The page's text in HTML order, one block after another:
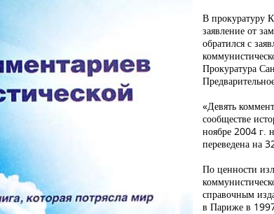
В прокуратуру
заявление от
обратился с
Прокуратура
«Девять
сообществе
ноябре 2004 г.
переведена на
По ценности
справочным
в Париже в